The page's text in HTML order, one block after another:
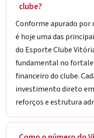
clube?
Conforme apurado por
é hoje uma das
do Esporte Clube
fundamental no
financeiro do clube.
investimento direto
reforços e estrutura